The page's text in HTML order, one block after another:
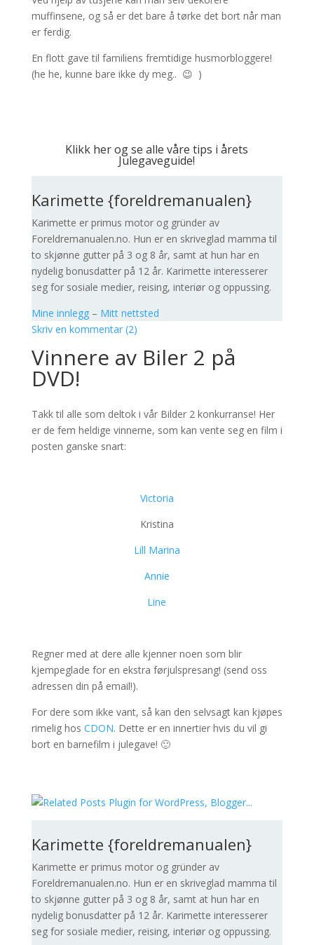
muffinsene, og så er det bare å tørke det bort når man
er ferdig.
En flott gave til familiens fremtidige husmorbloggere!
(he he, kunne bare ikke dy meg.. 😉 )
Klikk her og se alle våre tips i årets
Julegaveguide!
Karimette {foreldremanualen}
Karimette er primus motor og gründer av
Foreldremanualen.no. Hun er en skriveglad mamma til
to skjønne gutter på 3 og 8 år, samt at hun har en
nydelig bonusdatter på 12 år. Karimette interesserer
seg for sosiale medier, reising, interiør og oppussing.
Mine innlegg– Mitt nettsted
Skriv en kommentar (2)
Vinnere av Biler 2 på
DVD!
Takk til alle som deltok i vår Bilder 2 konkurranse! Her
er de fem heldige vinnerne, som kan vente seg en film i
posten ganske snart:
Victoria
Kristina
Lill Marina
Annie
Line
Regner med at dere alle kjenner noen som blir
kjempeglade for en ekstra førjulspresang! (send oss
adressen din på email!).
For dere som ikke vant, så kan den selvsagt kan kjøpes
rimelig hos CDON. Dette er en innertier hvis du vil gi
bort en barnefilm i julegave! 🙂
Karimette {foreldremanualen}
Karimette er primus motor og gründer av
Foreldremanualen.no. Hun er en skriveglad mamma til
to skjønne gutter på 3 og 8 år, samt at hun har en
nydelig bonusdatter på 12 år. Karimette interesserer
seg for sosiale medier, reising, interiør og oppussing.